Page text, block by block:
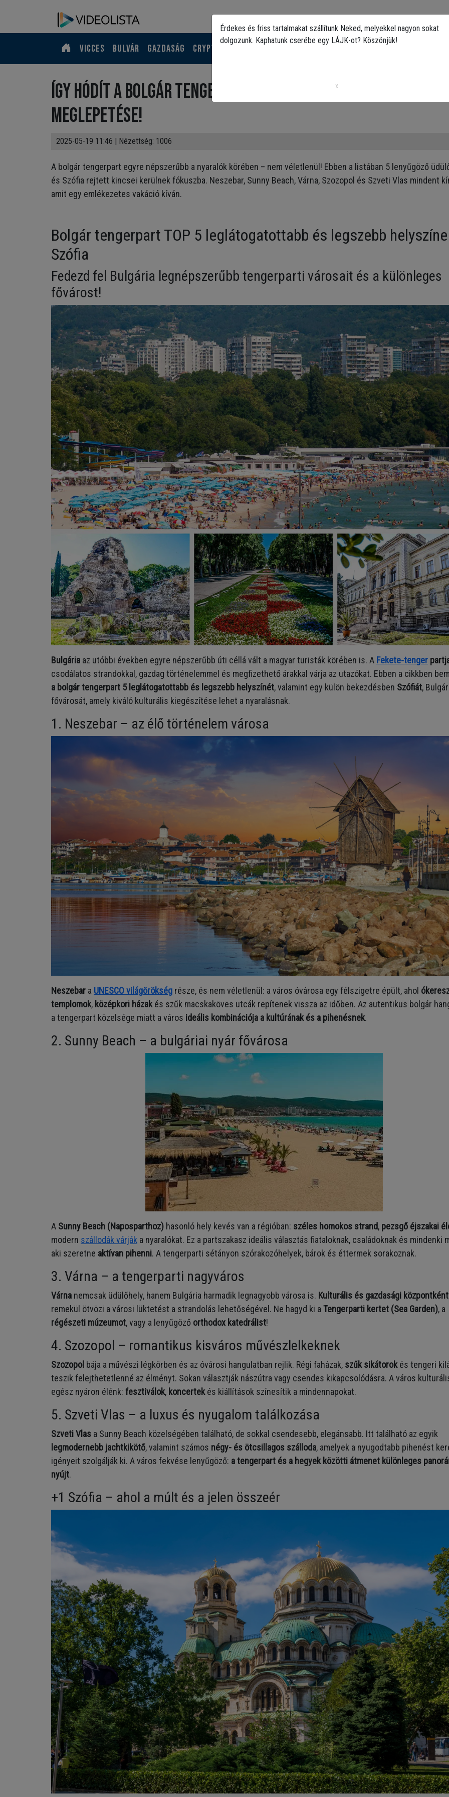
Vicces Bulvár Gazdaság Crypto Politika DIY Utazás
Így hódít a bolgár tengerpart – 5 csodás hely + Szófia
meglepetése!
2025-05-19 11:46 | Nézettség: 1006
A bolgár tengerpart egyre népszerűbb a nyaralók körében – nem véletlenül! Ebben a listában 5 lenyűgöző
és Szófia rejtett kincsei kerülnek fókuszba. Neszebar, Sunny Beach, Várna, Szozopol és Szveti Vlas mindent
amit egy emlékezetes vakáció kíván.
Bolgár tengerpart TOP 5 leglátogatottabb és legszebb
Szófia
Fedezd fel Bulgária legnépszerűbb tengerparti városait és a különleges
fővárost!
Bulgária az utóbbi években egyre népszerűbb úti céllá vált a magyar turisták körében is. A Fekete-tenger
csodálatos strandokkal, gazdag történelemmel és megfizethető árakkal várja az utazókat. Ebben a cikkben
a bolgár tengerpart 5 leglátogatottabb és legszebb helyszínét, valamint egy külön bekezdésben Szófiát,
fővárosát, amely kiváló kulturális kiegészítése lehet a nyaralásnak.
1. Neszebar – az élő történelem városa
Neszebar a UNESCO világörökség része, és nem véletlenül: a város óvárosa egy félszigetre épült, ahol
templomok, középkori házak és szűk macskaköves utcák repítenek vissza az időben. Az autentikus bolgár
a tengerpart közelsége miatt a város ideális kombinációja a kultúrának és a pihenésnek.
2. Sunny Beach – a bulgáriai nyár fővárosa
A Sunny Beach (Naposparthoz) hasonló hely kevés van a régióban: széles homokos strand, pezsgő éjszakai
modern szállodák várják a nyaralókat. Ez a partszakasz ideális választás fiataloknak, családoknak és mindenki
aki szeretne aktívan pihenni. A tengerparti sétányon szórakozóhelyek, bárok és éttermek sorakoznak.
3. Várna – a tengerparti nagyváros
Várna nemcsak üdülőhely, hanem Bulgária harmadik legnagyobb városa is. Kulturális és gazdasági központként
remekül ötvözi a városi lüktetést a strandolás lehetőségével. Ne hagyd ki a Tengerparti kertet (Sea Garden), a
régészeti múzeumot, vagy a lenyűgöző orthodox katedrálist!
4. Szozopol – romantikus kisváros művészlelkeknek
Szozopol bája a művészi légkörben és az óvárosi hangulatban rejlik. Régi faházak, szűk sikátorok és tengeri
teszik felejthetetlenné az élményt. Sokan választják nászútra vagy csendes kikapcsolódásra. A város
egész nyáron élénk: fesztiválok, koncertek és kiállítások színesítik a mindennapokat.
5. Szveti Vlas – a luxus és nyugalom találkozása
Szveti Vlas a Sunny Beach közelségében található, de sokkal csendesebb, elegánsabb. Itt található az egyik
legmodernebb jachtkikötő, valamint számos négy- és ötcsillagos szálloda, amelyek a nyugodtabb pihenést
igényeit szolgálják ki. A város fekvése lenyűgöző: a tengerpart és a hegyek közötti átmenet különleges
nyújt.
+1 Szófia – ahol a múlt és a jelen összeér
Érdekes és friss tartalmakat szállítunk Neked, melyekkel nagyon sokat
dolgozunk. Kaphatunk cserébe egy LÁJK-ot? Köszönjük!
x